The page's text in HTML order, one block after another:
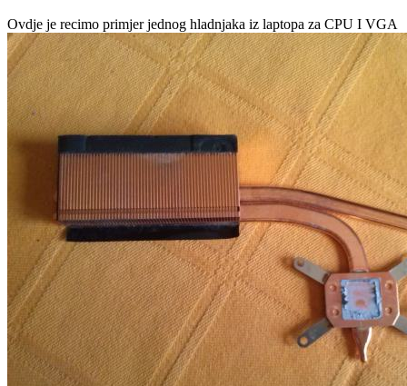
Ovdje je recimo primjer jednog hladnjaka iz laptopa za CPU I VGA